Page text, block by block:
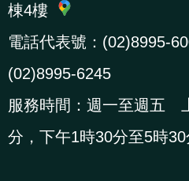
結
網
站
覽
民
意
箱
文
字
服
統
計
訊
E
n
l
回
首
R
S
棟4樓
電話代表號：(02)8995-
(02)8995-6245
服務時間：週一至週五
分，下午1時30分至5時30